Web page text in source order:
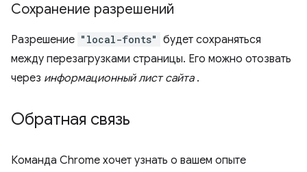
Сохранение разрешений
Разрешение "local-fonts" будет сохраняться
между перезагрузками страницы. Его можно отозвать
через информационный лист сайта.
Обратная связь
Команда Chrome хочет узнать о вашем опыте